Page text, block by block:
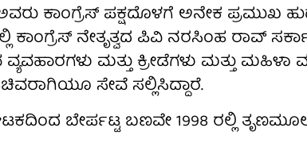
ಕಾಂಗ್ರೆಸ್ ಪಕ್ಷದೊಳಗೆ ಅನೇಕ ಪ್ರಮುಖ
ಕಾಂಗ್ರೆಸ್ ನೇತೃತ್ವದ ಪಿವಿ ನರಸಿಂಹ ರಾವ್
ಮತ್ತು ಕ್ರೀಡೆಗಳು ಮತ್ತು ಮಹಿಳಾ
ಸೇವೆ ಸಲ್ಲಿಸಿದ್ದಾರೆ.
ಬೇರ್ಪಟ್ಟ ಬಣವೇ 1998 ರಲ್ಲಿ